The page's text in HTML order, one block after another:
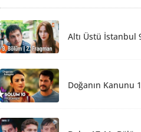
Altı Üstü İstanbul
Doğanın Kanunu